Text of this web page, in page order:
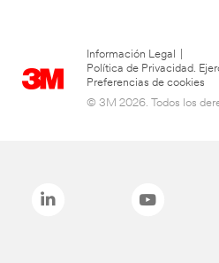
Información Legal
Política de Privacidad.
Preferencias de cookies
© 3M 2026. Todos los